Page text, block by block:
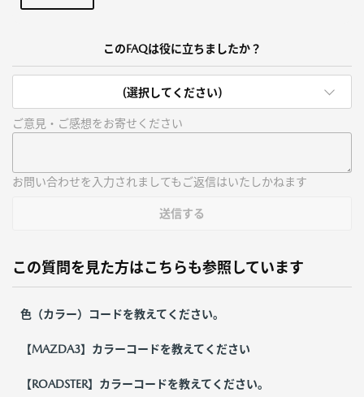
このFAQは役に立ちましたか？
(選択してください)
ご意見・ご感想をお寄せください
お問い合わせを入力されましてもご返信はいたしかねます
送信する
この質問を見た方はこちらも参照しています
色（カラー）コードを教えてください。
【MAZDA3】カラーコードを教えてください
【ROADSTER】カラーコードを教えてください。